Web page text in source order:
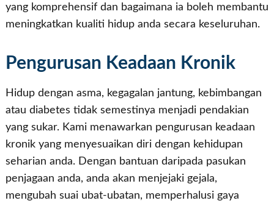
yang komprehensif dan bagaimana ia boleh membantu
meningkatkan kualiti hidup anda secara keseluruhan.
Pengurusan Keadaan Kronik
Hidup dengan asma, kegagalan jantung, kebimbangan
atau diabetes tidak semestinya menjadi pendakian
yang sukar. Kami menawarkan pengurusan keadaan
kronik yang menyesuaikan diri dengan kehidupan
seharian anda. Dengan bantuan daripada pasukan
penjagaan anda, anda akan menjejaki gejala,
mengubah suai ubat-ubatan, memperhalusi gaya